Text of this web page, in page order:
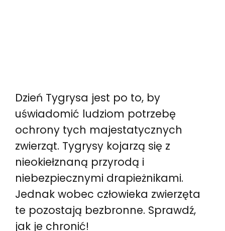
Dzień Tygrysa jest po to, by
uświadomić ludziom potrzebę
ochrony tych majestatycznych
zwierząt. Tygrysy kojarzą się z
nieokiełznaną przyrodą i
niebezpiecznymi drapieżnikami.
Jednak wobec człowieka zwierzęta
te pozostają bezbronne. Sprawdź,
jak je chronić!